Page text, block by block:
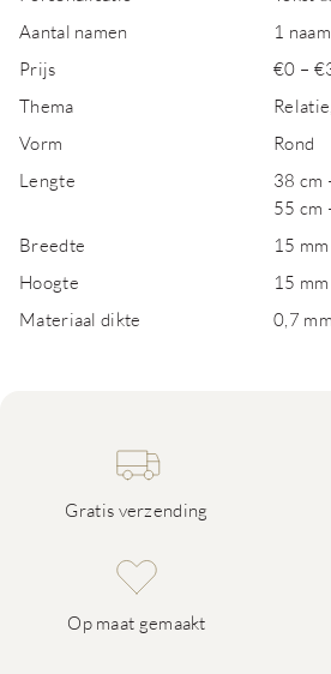
Aantal namen
1 naam
Prijs
€0 –
Thema
Vorm
Rond
Lengte
38 cm
55 cm
Breedte
15
Hoogte
15
Materiaal dikte
0,7 mm
Gratis verzending
Op maat gemaakt